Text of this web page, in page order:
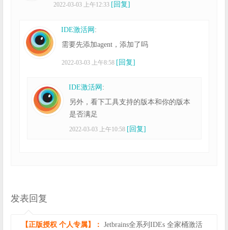
2022-03-03 上午12:33 [回复]
IDE激活网 :
需要先添加agent，添加了吗
2022-03-03 上午8:58 [回复]
IDE激活网 :
另外，看下工具支持的版本和你的版本
是否满足
2022-03-03 上午10:58 [回复]
发表回复
【正版授权 个人专属】： Jetbrains全系列IDEs 全家桶激活